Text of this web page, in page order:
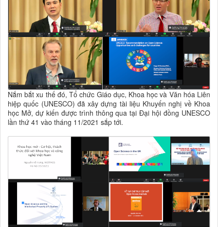
Nắm bắt xu thế đó, Tổ chức Giáo dục, Khoa học và Văn hóa Liên
hiệp quốc (UNESCO) đã xây dựng tài liệu Khuyến nghị về Khoa
học Mở, dự kiến được trình thông qua tại Đại hội đồng UNESCO
lần thứ 41 vào tháng 11/2021 sắp tới.